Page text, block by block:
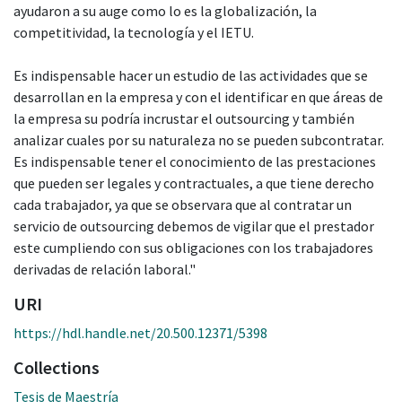
ayudaron a su auge como lo es la globalización, la
competitividad, la tecnología y el IETU.
Es indispensable hacer un estudio de las actividades que se
desarrollan en la empresa y con el identificar en que áreas de
la empresa su podría incrustar el outsourcing y también
analizar cuales por su naturaleza no se pueden subcontratar.
Es indispensable tener el conocimiento de las prestaciones
que pueden ser legales y contractuales, a que tiene derecho
cada trabajador, ya que se observara que al contratar un
servicio de outsourcing debemos de vigilar que el prestador
este cumpliendo con sus obligaciones con los trabajadores
derivadas de relación laboral."
URI
https://hdl.handle.net/20.500.12371/5398
Collections
Tesis de Maestría